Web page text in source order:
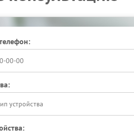
устройства